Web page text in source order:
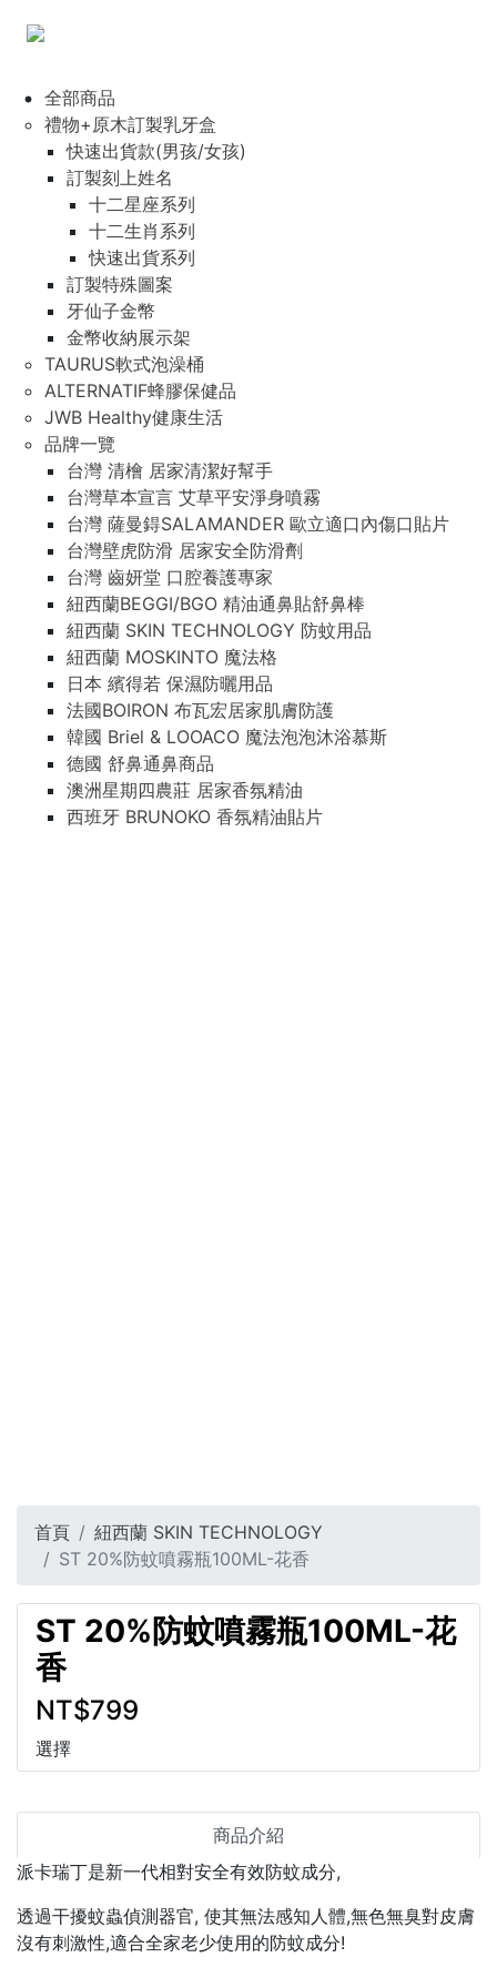
全部商品
禮物+原木訂製乳牙盒
快速出貨款(男孩/女孩)
訂製刻上姓名
十二星座系列
十二生肖系列
快速出貨系列
訂製特殊圖案
牙仙子金幣
金幣收納展示架
TAURUS軟式泡澡桶
ALTERNATIF蜂膠保健品
JWB Healthy健康生活
品牌一覽
台灣 清檜 居家清潔好幫手
台灣草本宣言 艾草平安淨身噴霧
台灣 薩曼鍀SALAMANDER 歐立適口內傷口貼片
台灣壁虎防滑 居家安全防滑劑
台灣 齒妍堂 口腔養護專家
紐西蘭BEGGI/BGO 精油通鼻貼舒鼻棒
紐西蘭 SKIN TECHNOLOGY 防蚊用品
紐西蘭 MOSKINTO 魔法格
日本 繽得若 保濕防曬用品
法國BOIRON 布瓦宏居家肌膚防護
韓國 Briel & LOOACO 魔法泡泡沐浴慕斯
德國 舒鼻通鼻商品
澳洲星期四農莊 居家香氛精油
西班牙 BRUNOKO 香氛精油貼片
首頁
紐西蘭 SKIN TECHNOLOGY
ST 20%防蚊噴霧瓶100ML-花香
ST 20%防蚊噴霧瓶100ML-花
香
NT$799
選擇
商品介紹
派卡瑞丁是新一代相對安全有效防蚊成分,
透過干擾蚊蟲偵測器官, 使其無法感知人體,無色無臭對皮膚
沒有刺激性,適合全家老少使用的防蚊成分!